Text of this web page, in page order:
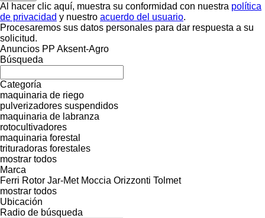
Al hacer clic aquí, muestra su conformidad con nuestra política
de privacidad y nuestro acuerdo del usuario.
Procesaremos sus datos personales para dar respuesta a su
solicitud.
Anuncios PP Aksent-Agro
Búsqueda
Categoría
maquinaria de riego
pulverizadores suspendidos
maquinaria de labranza
rotocultivadores
maquinaria forestal
trituradoras forestales
mostrar todos
Marca
Ferri Rotor Jar-Met Moccia Orizzonti Tolmet
mostrar todos
Ubicación
Radio de búsqueda